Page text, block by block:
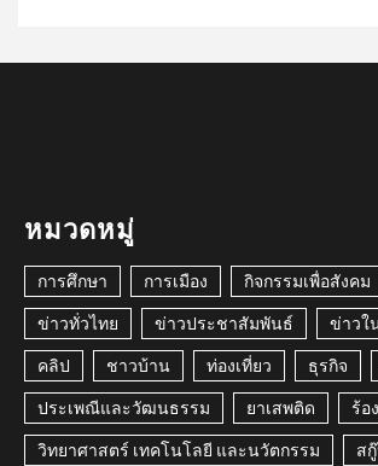
หมวดหมู่
การศึกษา การเมือง กิจกรรมเพื่อสังคม
ข่าวทั่วไทย ข่าวประชาสัมพันธ์ ข่าวใ
คลิป ชาวบ้าน ท่องเที่ยว ธุรกิจ
ประเพณีและวัฒนธรรม ยาเสพติด ร้อ
วิทยาศาสตร์ เทคโนโลยี และนวัตกรรม ส